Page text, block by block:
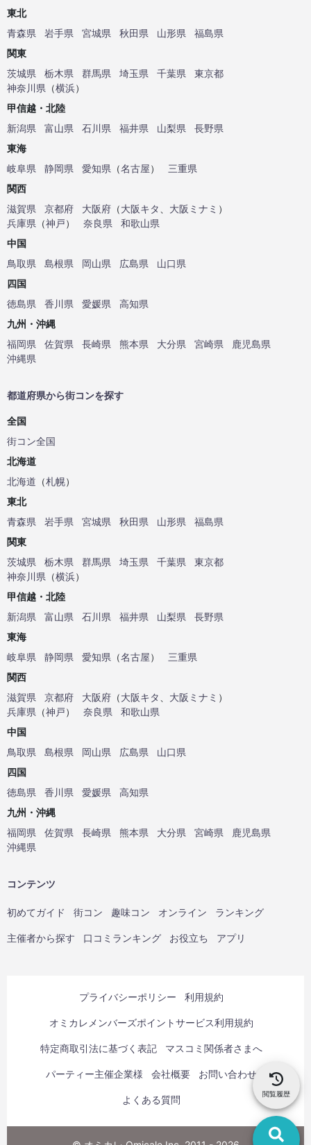
閲覧履歴
東北
青森県
岩手県 宮城県 秋田県 山形県
福島県
関東
茨城県
栃木県 群馬県 埼玉県 千葉県
東京都
神奈川県 （横浜）
甲信越・北陸
新潟県
富山県 石川県 福井県 山梨県
長野県
東海
岐阜県
静岡県 愛知県 （名古屋）
三重県
関西
滋賀県
京都府 大阪府 （大阪キタ 大阪ミナミ ）
兵庫県 （神戸） 奈良県
和歌山県
中国
鳥取県
島根県 岡山県 広島県
山口県
四国
徳島県
香川県 愛媛県
高知県
九州・沖縄
福岡県
佐賀県 長崎県 熊本県 大分県 宮崎県
鹿児島県
沖縄県
都道府県から街コンを探す
全国
街コン全国
北海道
北海道 （札幌）
東北
青森県
岩手県 宮城県 秋田県 山形県
福島県
関東
茨城県
栃木県 群馬県 埼玉県 千葉県
東京都
神奈川県 （横浜）
甲信越・北陸
新潟県
富山県 石川県 福井県 山梨県
長野県
東海
岐阜県
静岡県 愛知県 （名古屋）
三重県
関西
滋賀県
京都府 大阪府 （大阪キタ 大阪ミナミ ）
兵庫県 （神戸） 奈良県
和歌山県
中国
鳥取県
島根県 岡山県 広島県
山口県
四国
徳島県
香川県 愛媛県
高知県
九州・沖縄
福岡県
佐賀県 長崎県 熊本県 大分県 宮崎県
鹿児島県
沖縄県
コンテンツ
初めてガイド 街コン 趣味コン オンライン ランキング
主催者から探す 口コミランキング お役立ち アプリ
プライバシーポリシー 利用規約
オミカレメンバーズポイントサービス利用規約
特定商取引法に基づく表記 マスコミ関係者さまへ
パーティー主催企業様 会社概要 お問い合わせ
よくある質問